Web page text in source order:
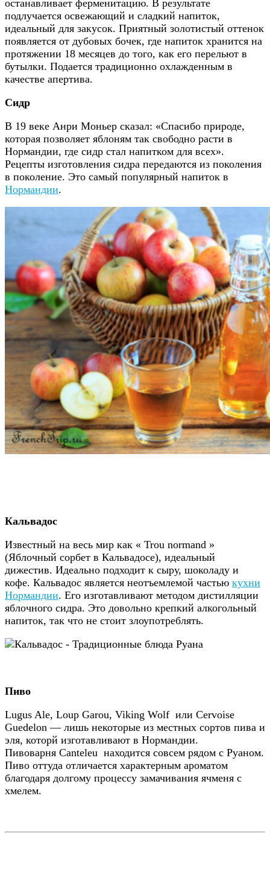
останавливает ферменитацию. В результате
подлучается освежающий и сладкий напиток,
идеальный для закусок. Приятный золотистый оттенок
появляется от дубовых бочек, где напиток хранится на
протяжении 18 месяцев до того, как его перельют в
бутылки. Подается традиционно охлажденным в
качестве апертива.
Сидр
В 19 веке Анри Моньер сказал: «Спасибо природе,
которая позволяет яблоням так свободно расти в
Нормандии, где сидр стал напитком для всех».
Рецепты изготовления сидра передаются из поколения
в поколение. Это самый популярный напиток в
Нормандии.
Кальвадос
Известный на весь мир как « Trou normand »
(Яблочный сорбет в Кальвадосе), идеальный
дижестив. Идеально подходит к сыру, шоколаду и
кофе. Кальвадос является неотъемлемой частью кухни
Нормандии. Его изготавливают методом дистилляции
яблочного сидра. Это довольно крепкий алкогольный
напиток, так что не стоит злоупотреблять.
Пиво
Lugus Ale, Loup Garou, Viking Wolf или Cervoise
Guedelon — лишь некоторые из местных сортов пива и
эля, которй изготавливают в Нормандии.
Пивоварня Canteleu находится совсем рядом с Руаном.
Пиво оттуда отличается характерным ароматом
благодаря долгому процессу замачивания ячменя с
хмелем.